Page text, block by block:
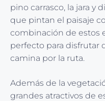
pino carrasco, la jara y
que pintan el paisaje
combinación de estos
perfecto para disfrutar
camina por la ruta.
Además de la
grandes atractivos de